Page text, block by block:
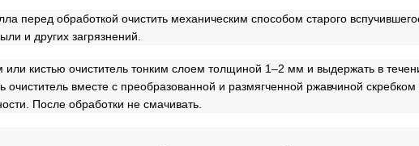
перед обработкой очистить механическим способом старого
и других загрязнений.
кистью очиститель тонким слоем толщиной 1–2 мм и выдержать в
очиститель вместе с преобразованной и размягченной ржавчиной
После обработки не смачивать.